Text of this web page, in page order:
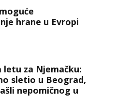
hrane u Evropi
letu za Njemačku:
sletio u Beograd,
nepomičnog u